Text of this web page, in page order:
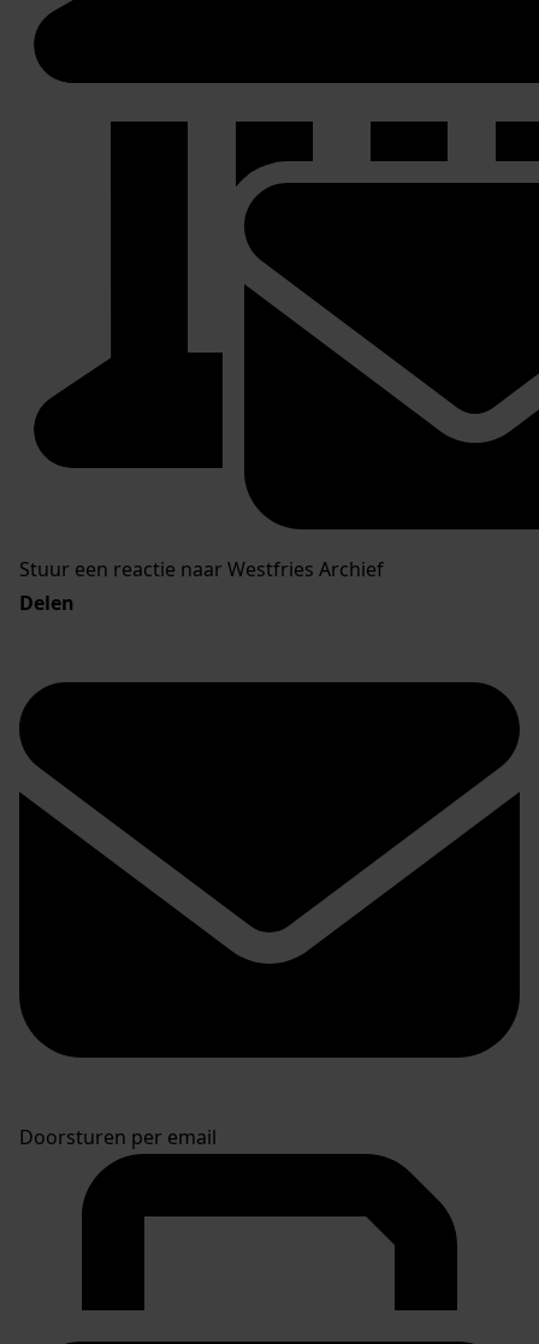
Stuur een reactie naar Westfries Archief
Delen
Doorsturen per email